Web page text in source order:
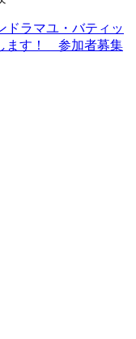
ドラマユ・バティッ
ます！ 参加者募集